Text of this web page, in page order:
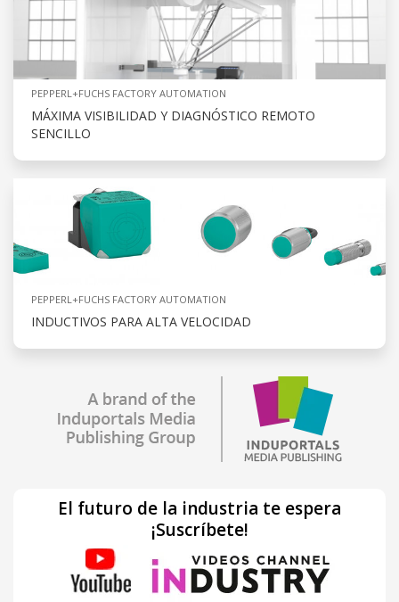
PEPPERL+FUCHS FACTORY AUTOMATION
MÁXIMA VISIBILIDAD Y DIAGNÓSTICO REMOTO
SENCILLO
PEPPERL+FUCHS FACTORY AUTOMATION
INDUCTIVOS PARA ALTA VELOCIDAD
El futuro de la industria te espera
¡Suscríbete!